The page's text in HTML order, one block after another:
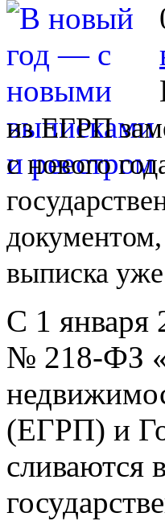
из ЕГРП
с нового
выписка
С 1 января
№ 218-ФЗ
(ЕГРП) и
сливаются